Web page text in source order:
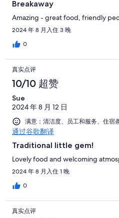
Breakaway
Amazing - great food, friendly
2024 年 8 月入住 3 晚
0
真实点评
10/10 超赞
Sue
2024 年 8 月 12 日
满意：清洁度、员工和服务、住宿
通过谷歌翻译
Traditional little gem!
Lovely food and welcoming
2024 年 8 月入住 1 晚
0
真实点评